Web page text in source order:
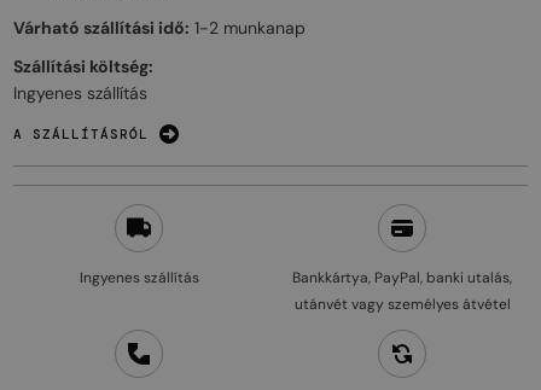
Ingyenes szállítás
Bankkártya, PayPal, banki utalás,
utánvét vagy személyes átvétel
Várható szállítási idő: 1-2 munkanap
Szállítási költség:
Ingyenes szállítás
A SZÁLLÍTÁSRÓL